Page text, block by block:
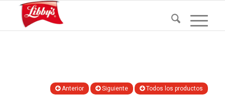
Anterior Siguiente Todos los productos